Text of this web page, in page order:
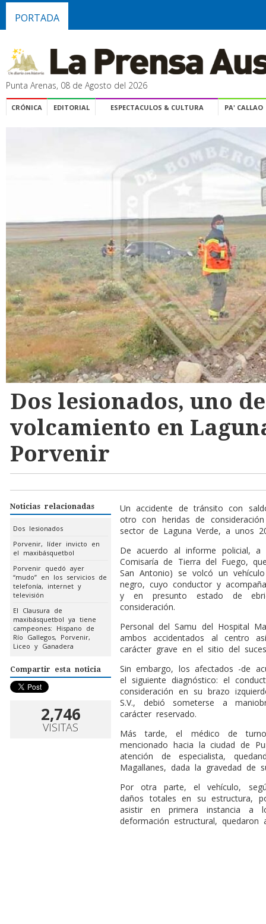
PORTADA
Punta Arenas, 08 de Agosto del 2026
CRÓNICA EDITORIAL ESPECTACULOS & CULTURA PA' CALLAO
Dos lesionados, uno
volcamiento en
Porvenir
Noticias relacionadas
Dos lesionados
Porvenir, líder invicto en
el maxibásquetbol
Porvenir quedó ayer
“mudo” en los servicios de
telefonía, internet y
televisión
El Clausura de
maxibásquetbol ya tiene
campeones: Hispano de
Río Gallegos, Porvenir,
Liceo y Ganadera
Compartir esta noticia
2,746
VISITAS
Un accidente de tránsito con
otro con heridas de
sector de Laguna Verde, a unos
De acuerdo al informe policial,
Comisaría de Tierra del Fuego,
San Antonio) se volcó un
negro, cuyo conductor y
y en presunto estado de
consideración.
Personal del Samu del Hospital
ambos accidentados al centro
carácter grave en el sitio del
Sin embargo, los afectados -de
el siguiente diagnóstico: el
consideración en su brazo
S.V., debió someterse a
carácter reservado.
Más tarde, el médico de
mencionado hacia la ciudad de
atención de especialista,
Magallanes, dada la gravedad de
Por otra parte, el vehículo,
daños totales en su estructura,
asistir en primera instancia a
deformación estructural, quedaron